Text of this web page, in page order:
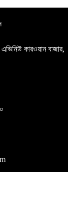
কারওয়ান বাজার,